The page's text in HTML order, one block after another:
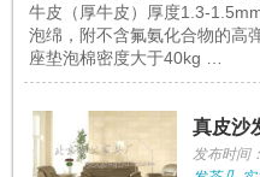
牛皮（厚牛皮）厚度1.3-
泡绵，附不含氟氨化合物的高
座垫泡棉密度大于40kg …
真皮沙
发布时间